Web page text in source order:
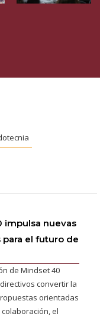
impulsa nuevas
para el futuro de
de Mindset 40
convertir la
orientadas
el